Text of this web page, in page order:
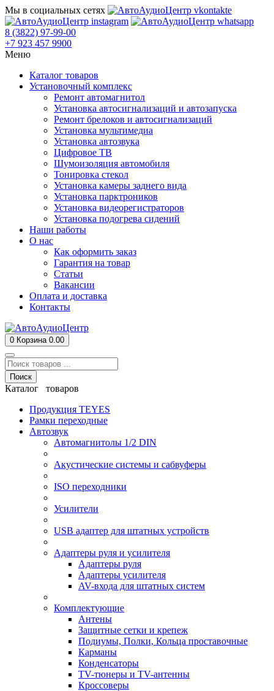
Мы в социальных сетях
8 (3822) 97-99-00
+7 923 457 9900
Меню
Каталог товаров
Установочный комплекс
Ремонт автомагнитол
Установка автосигнализаций и автозапуска
Ремонт брелоков и автосигнализаций
Установка мультимедиа
Установка автозвука
Цифровое ТВ
Шумоизоляция автомобиля
Тонировка стекол
Установка камеры заднего вида
Установка парктроников
Установка видеорегистраторов
Установка подогрева сидений
Наши работы
О нас
Как оформить заказ
Гарантия на товар
Статьи
Вакансии
Оплата и доставка
Контакты
0 Корзина 0.00
Поиск
Каталог товаров
Продукция TEYES
Рамки переходные
Автозвук
Автомагнитолы 1/2 DIN
Акустические системы и сабвуферы
ISO переходники
Усилители
USB адаптер для штатных устройств
Адаптеры руля и усилителя
Адаптеры руля
Адаптеры усилителя
AV-входа для штатных систем
Комплектующие
Антены
Защитные сетки и крепеж
Подиумы, Полки, Кольца проставочные
Карманы
Конденсаторы
TV-тюнеры и TV-антенны
Кроссоверы